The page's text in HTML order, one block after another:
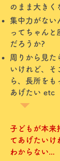
のまま大きく
集中力がない
ってちゃんと
だろうか?
周りから見た
いけれど、そ
ら、長所をも
あげたい etc
子どもが本来
てあげたいけ
わからない...